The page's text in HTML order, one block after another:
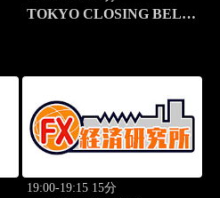
TOKYO CLOSING BELL
19:00-19:15 15分